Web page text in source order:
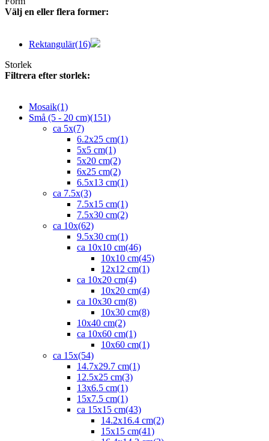
Välj en eller flera former:
Rektangulär(16)
Storlek
Filtrera efter storlek:
Mosaik(1)
Små (5 - 20 cm)(151)
ca 5x(7)
6.2x25 cm(1)
5x5 cm(1)
5x20 cm(2)
6x25 cm(2)
6.5x13 cm(1)
ca 7.5x(3)
7.5x15 cm(1)
7.5x30 cm(2)
ca 10x(62)
9.5x30 cm(1)
ca 10x10 cm(46)
10x10 cm(45)
12x12 cm(1)
ca 10x20 cm(4)
10x20 cm(4)
ca 10x30 cm(8)
10x30 cm(8)
10x40 cm(2)
ca 10x60 cm(1)
10x60 cm(1)
ca 15x(54)
14.7x29.7 cm(1)
12.5x25 cm(3)
13x6.5 cm(1)
15x7.5 cm(1)
ca 15x15 cm(43)
14.2x16.4 cm(2)
15x15 cm(41)